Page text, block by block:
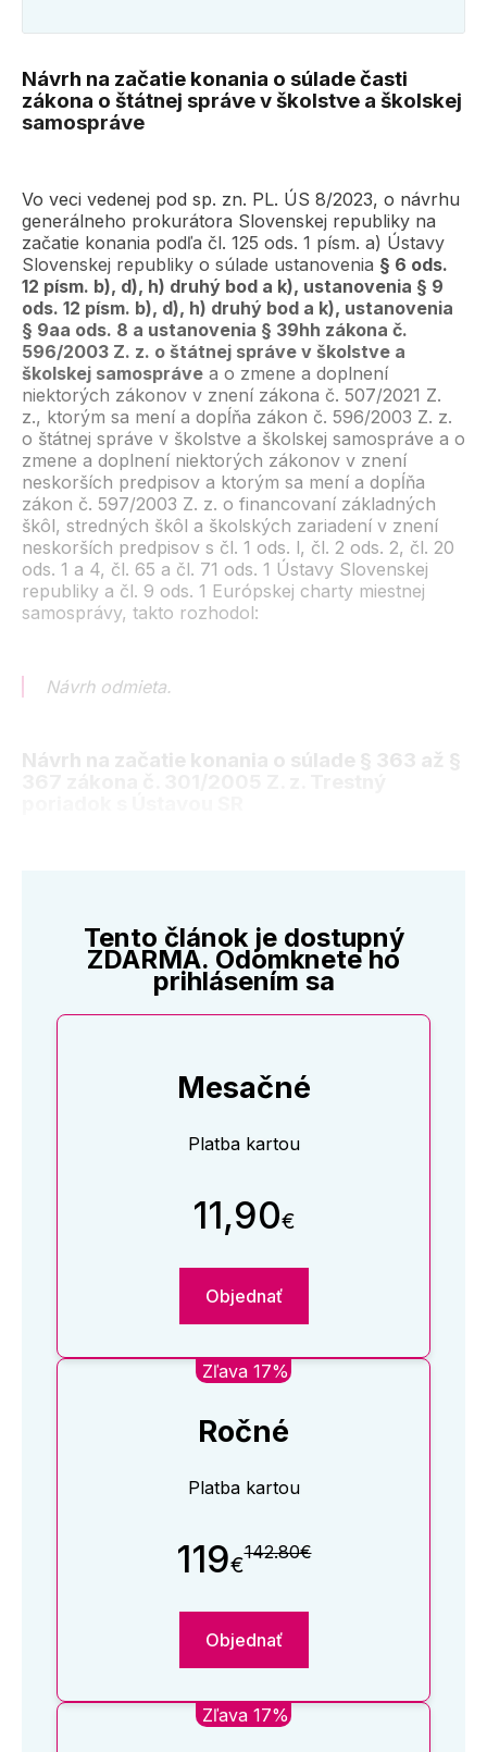
Návrh na začatie konania o súlade časti
zákona o štátnej správe v školstve a školskej
samospráve
Vo veci vedenej pod sp. zn. PL. ÚS 8/2023, o návrhu
generálneho prokurátora Slovenskej republiky na
začatie konania podľa čl. 125 ods. 1 písm. a) Ústavy
Slovenskej republiky o súlade ustanovenia § 6 ods.
12 písm. b), d), h) druhý bod a k), ustanovenia § 9
ods. 12 písm. b), d), h) druhý bod a k), ustanovenia
§ 9aa ods. 8 a ustanovenia § 39hh zákona č.
596/2003 Z. z. o štátnej správe v školstve a
školskej samospráve a o zmene a doplnení
niektorých zákonov v znení zákona č. 507/2021 Z.
z., ktorým sa mení a dopĺňa zákon č. 596/2003 Z. z.
o štátnej správe v školstve a školskej samospráve a o
zmene a doplnení niektorých zákonov v znení
neskorších predpisov a ktorým sa mení a dopĺňa
zákon č. 597/2003 Z. z. o financovaní základných
škôl, stredných škôl a školských zariadení v znení
neskorších predpisov s čl. 1 ods. l, čl. 2 ods. 2, čl. 20
ods. 1 a 4, čl. 65 a čl. 71 ods. 1 Ústavy Slovenskej
republiky a čl. 9 ods. 1 Európskej charty miestnej
samosprávy, takto rozhodol:
Návrh odmieta.
Návrh na začatie konania o súlade § 363 až §
Tento článok je dostupný
ZDARMA. Odomknete ho
prihlásením sa
Mesačné
Platba kartou
11,90€
Objednať
Zľava 17%
Ročné
Platba kartou
119€142.80€
Objednať
Zľava 17%